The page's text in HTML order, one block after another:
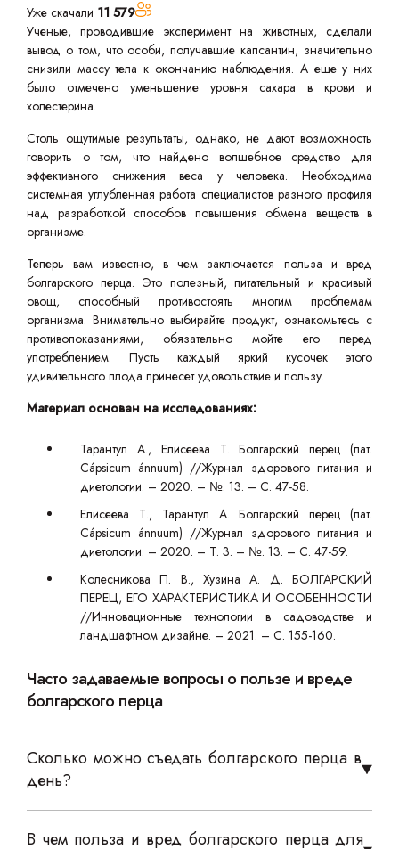
Уже скачали 11 579
Ученые, проводившие эксперимент на животных, сделали
вывод о том, что особи, получавшие капсантин, значительно
снизили массу тела к окончанию наблюдения. А еще у них
было отмечено уменьшение уровня сахара в крови и
холестерина.
Столь ощутимые результаты, однако, не дают возможность
говорить о том, что найдено волшебное средство для
эффективного снижения веса у человека. Необходима
системная углубленная работа специалистов разного профиля
над разработкой способов повышения обмена веществ в
организме.
Теперь вам известно, в чем заключается польза и вред
болгарского перца. Это полезный, питательный и красивый
овощ, способный противостоять многим проблемам
организма. Внимательно выбирайте продукт, ознакомьтесь с
противопоказаниями, обязательно мойте его перед
употреблением. Пусть каждый яркий кусочек этого
удивительного плода принесет удовольствие и пользу.
Материал основан на исследованиях:
Тарантул А., Елисеева Т. Болгарский перец (лат.
Cápsicum ánnuum) //Журнал здорового питания и
диетологии. – 2020. – №. 13. – С. 47-58.
Елисеева Т., Тарантул А. Болгарский перец (лат.
Cápsicum ánnuum) //Журнал здорового питания и
диетологии. – 2020. – Т. 3. – №. 13. – С. 47-59.
Колесникова П. В., Хузина А. Д. БОЛГАРСКИЙ
ПЕРЕЦ, ЕГО ХАРАКТЕРИСТИКА И ОСОБЕННОСТИ
//Инновационные технологии в садоводстве и
ландшафтном дизайне. – 2021. – С. 155-160.
Часто задаваемые вопросы о пользе и вреде
болгарского перца
Сколько можно съедать болгарского перца в
день?
В чем польза и вред болгарского перца для